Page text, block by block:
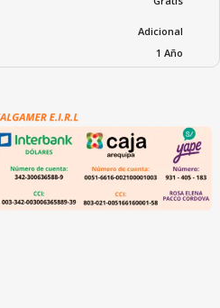
Adicional
1 Año